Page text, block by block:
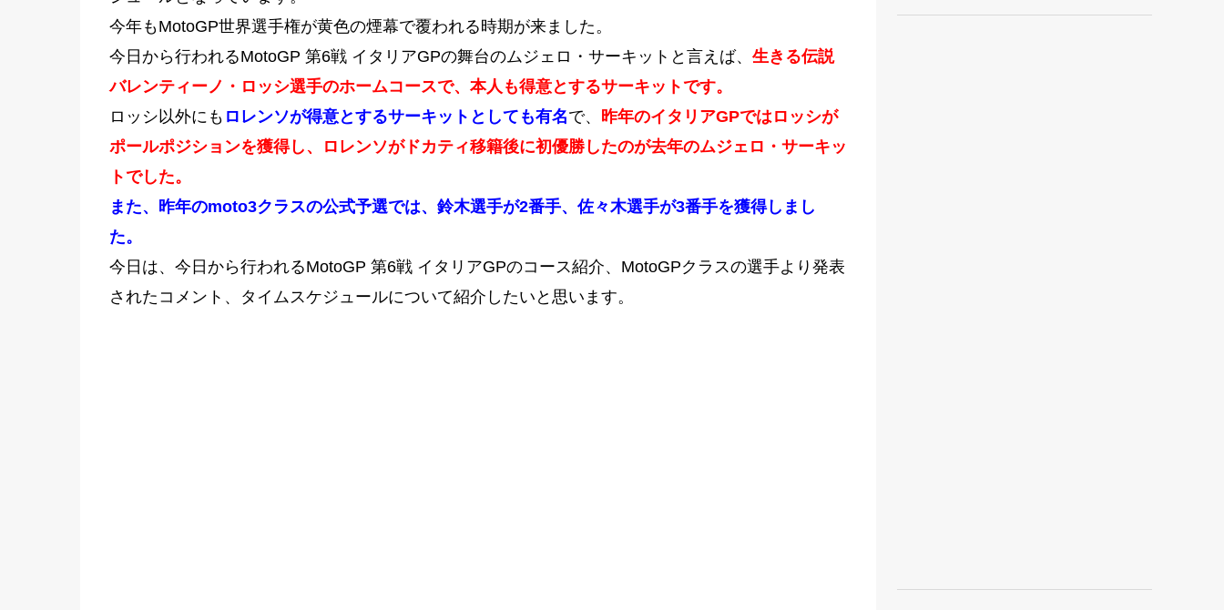
今年もMotoGP世界選手権が黄色の煙幕で覆われる時期が来ました。
今日から行われるMotoGP 第6戦 イタリアGPの舞台のムジェロ・サーキットと言えば、 生きる伝説
バレンティーノ・ロッシ選手のホームコースで、本人も得意とするサーキットです。
ロッシ以外にも ロレンソが得意とするサーキットとしても有名で、
昨年のイタリアGPではロッシが
ポールポジションを獲得し、ロレンソがドカティ移籍後に初優勝したのが去年のムジェロ・サーキッ
トでした。
また、昨年のmoto3クラスの公式予選では、鈴木選手が2番手、佐々木選手が3番手を獲得しまし
た。
今日は、今日から行われるMotoGP 第6戦 イタリアGPのコース紹介、MotoGPクラスの選手より発表
されたコメント、タイムスケジュールについて紹介したいと思います。